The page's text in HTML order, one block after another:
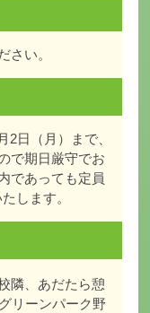
さい。
2日（月）まで、
で期日厳守でお
であっても定員
します。
隣、あだたら憩
リーンパーク野